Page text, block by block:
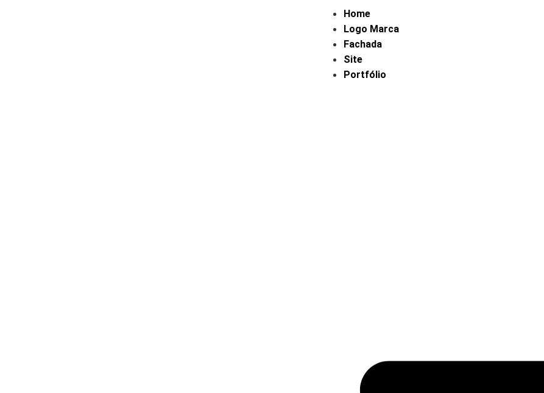
Home
Logo Marca
Fachada
Site
Portfólio